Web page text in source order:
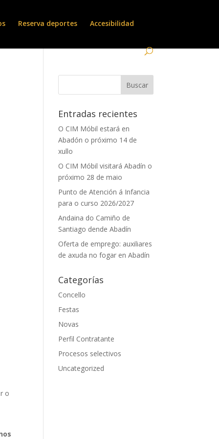
Reserva deportes Accesibilidad
o
Entradas recientes
O CIM Móbil estará en
Abadón o próximo 14 de
xullo
O CIM Móbil visitará Abadín o
próximo 28 de maio
Punto de Atención á Infancia
para o curso 2026/2027
Andaina do Camiño de
Santiago dende Abadín
Oferta de emprego: auxiliares
de axuda no fogar en Abadín
Categorías
Concello
Festas
Novas
Perfil Contratante
Procesos selectivos
Uncategorized